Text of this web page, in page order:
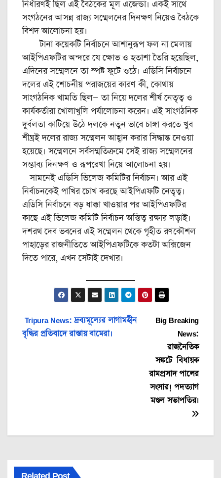
নির্ধারণই ছিল এই বৈঠকের মূল এজেন্ডা। একই সাথে
সংগঠনের আসন্ন রাজ্য সম্মেলনের দিনক্ষণ নিয়েও বৈঠকে
বিশদ আলোচনা হয়।
টানা কয়েকটি নির্বাচনে আশানুরূপ ফল না মেলায়
আইপিএফটির অন্দরে যে ক্ষোভ ও হতাশা তৈরি হয়েছিল,
এদিনের সম্মেলনে তা স্পষ্ট ফুটে ওঠে। এডিসি নির্বাচনে
দলের এই শোচনীয় পরাজয়ের কারণ কী, কোথায়
সাংগঠনিক খামতি ছিল— তা নিয়ে দলের শীর্ষ নেতৃত্ব ও
কার্যকর্তারা খোলাখুলি পর্যালোচনা করেন। এই সাংগঠনিক
দুর্বলতা কাটিয়ে উঠে দলকে নতুন ভাবে চাঙ্গা করতে খুব
শীঘ্রই দলের রাজ্য সম্মেলন আহ্বান করার সিদ্ধান্ত নেওয়া
হয়েছে। সম্মেলনে সর্বসম্মতিক্রমে সেই রাজ্য সম্মেলনের
সম্ভাব্য দিনক্ষণ ও রূপরেখা নিয়ে আলোচনা হয়।
সামনেই এডিসি ভিলেজ কমিটির নির্বাচন। আর এই
নির্বাচনকেই পাখির চোখ করছে আইপিএফটি নেতৃত্ব।
এডিসি নির্বাচনে বড় ধাক্কা খাওয়ার পর আইপিএফটির
কাছে এই ভিলেজ কমিটি নির্বাচন অস্তিত্ব রক্ষার লড়াই।
দশরথ দেব ভবনের এই সম্মেলন থেকে গৃহীত রণকৌশল
পাহাড়ের রাজনীতিতে আইপিএফটিকে কতটা অক্সিজেন
দিতে পারে, এখন সেটাই দেখার।
Post
navigation
Big Breaking
News:
রাজনৈতিক
সঙ্কটে বিধায়ক
রামপ্রসাদ পালের
সংসার! পদত্যাগ
মণ্ডল সভাপতির।
Tripura News: দ্রব্যমূল্যের লাগামহীন
বৃদ্ধির প্রতিবাদে রাস্তায় বামেরা।
Related Post